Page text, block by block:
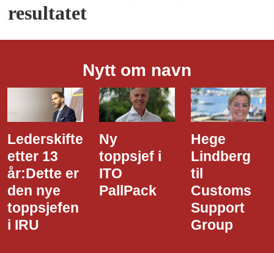
resultatet
Nytt om navn
Ny
toppsjef i
ITO
PallPack
Hege
Lindberg
til
Customs
Dette er
den nye
i Narvik
Havn